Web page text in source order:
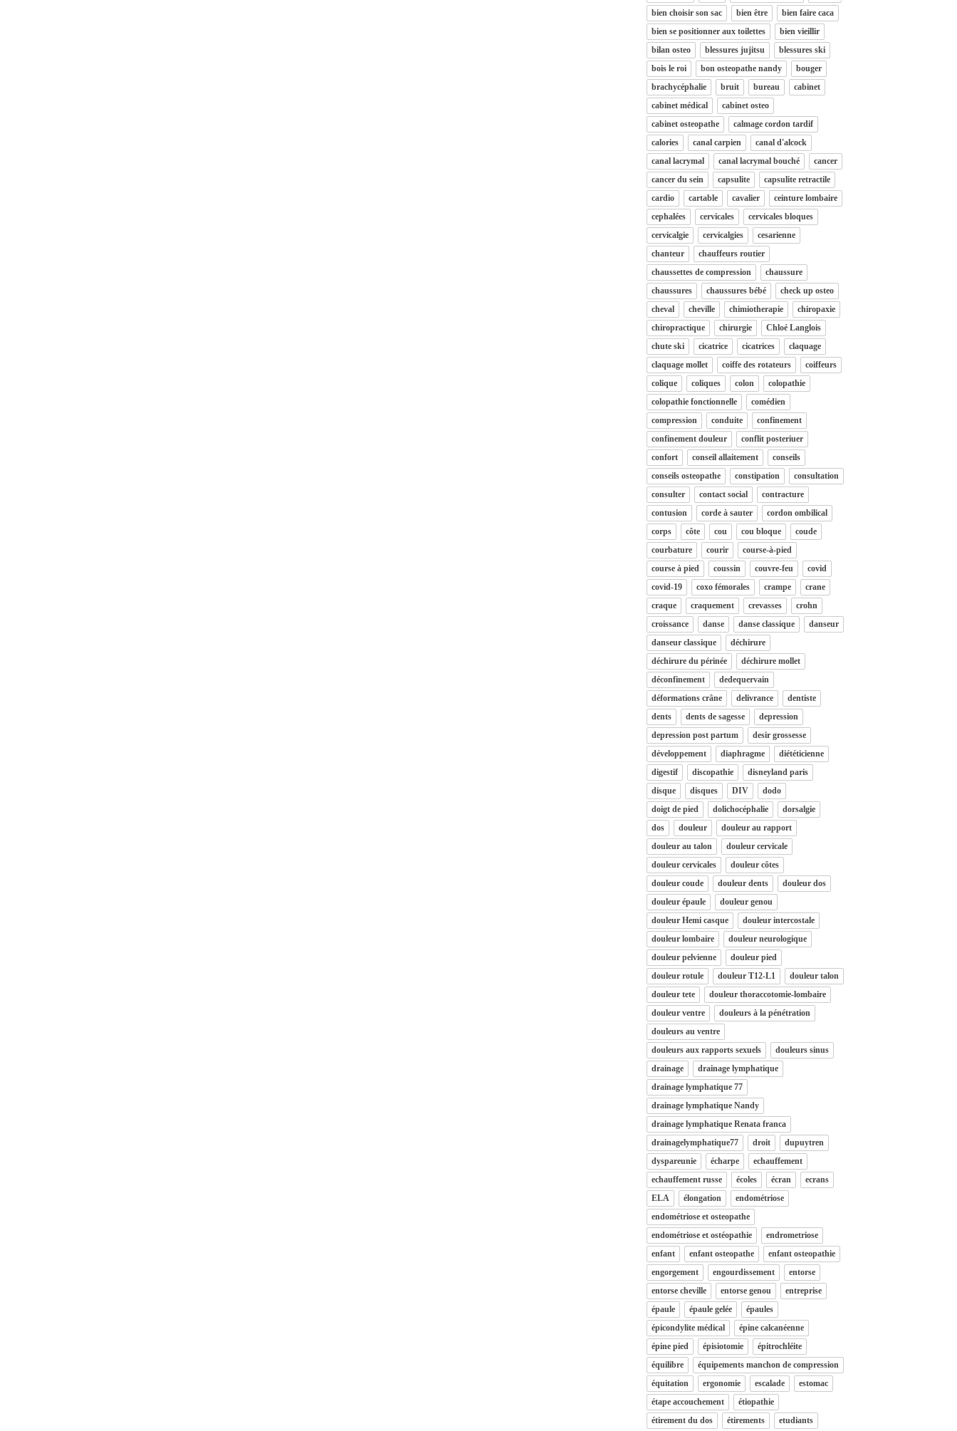
bien choisir son sac
bien être
bien faire caca
bien se positionner aux toilettes
bien vieillir
bilan osteo
blessures jujitsu
blessures ski
bois le roi
bon osteopathe nandy
bouger
brachycéphalie
bruit bureau
cabinet
cabinet médical
cabinet osteo
cabinet osteopathe
calmage cordon tardif
calories
canal carpien
canal d'alcock
canal lacrymal
canal lacrymal bouché
cancer
cancer du sein
capsulite
capsulite retractile
cardio
cartable cavalier
ceinture lombaire
cephalées
cervicales
cervicales bloques
cervicalgie
cervicalgies
cesarienne
chanteur
chauffeurs routier
chaussettes de compression
chaussure
chaussures
chaussures bébé
check up osteo
cheval
cheville chimiotherapie
chiropaxie
chiropractique
chirurgie
Chloé Langlois
chute ski
cicatrice cicatrices
claquage
claquage mollet
coiffe des rotateurs
coiffeurs
colique
coliques colon
colopathie
colopathie fonctionnelle
comédien
compression
conduite
confinement
confinement douleur
conflit posteriuer
confort
conseil allaitement
conseils
conseils osteopathe
constipation
consultation
consulter
contact social
contracture
contusion
corde à sauter
cordon ombilical
corps
côte cou cou bloque
coude
courbature
courir
course-à-pied
course à pied
coussin couvre-feu
covid
covid-19
coxo fémorales crampe
crane
craque
craquement crevasses
crohn
croissance
danse danse classique
danseur
danseur classique
déchirure
déchirure du périnée
déchirure mollet
déconfinement
dedequervain
déformations crâne
delivrance
dentiste
dents
dents de sagesse
depression
depression post partum
desir grossesse
développement
diaphragme
diététicienne
digestif
discopathie
disneyland paris
disque
disques DIV
dodo
doigt de pied
dolichocéphalie
dorsalgie
dos
douleur
douleur au rapport
douleur au talon
douleur cervicale
douleur cervicales
douleur côtes
douleur coude
douleur dents
douleur dos
douleur épaule
douleur genou
douleur Hemi casque
douleur intercostale
douleur lombaire
douleur neurologique
douleur pelvienne
douleur pied
douleur rotule
douleur T12-L1
douleur talon
douleur tete
douleur thoraccotomie-lombaire
douleur ventre
douleurs à la pénétration
douleurs au ventre
douleurs aux rapports sexuels
douleurs sinus
drainage
drainage lymphatique
drainage lymphatique 77
drainage lymphatique Nandy
drainage lymphatique Renata franca
drainagelymphatique77
droit
dupuytren
dyspareunie
écharpe
echauffement
echauffement russe
écoles écran
ecrans
ELA
élongation
endométriose
endométriose et osteopathe
endométriose et ostéopathie
endrometriose
enfant
enfant osteopathe
enfant osteopathie
engorgement
engourdissement
entorse
entorse cheville
entorse genou
entreprise
épaule
épaule gelée
épaules
épicondylite médical
épine calcanéenne
épine pied
épisiotomie
épitrochléite
équilibre
équipements manchon de compression
équitation
ergonomie escalade
estomac
étape accouchement
étiopathie
étirement du dos
étirements etudiants